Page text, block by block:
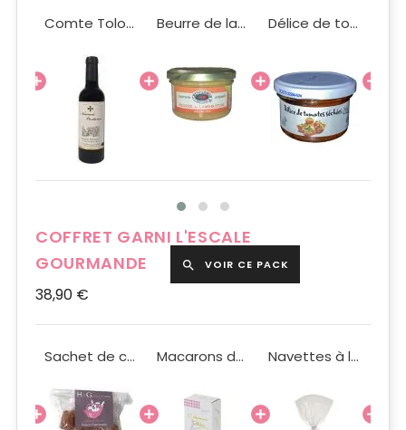
Comte Tolosan rouge Nuances Occitanes IGP 37,5cl Beurre de langoustine 90g Délice de tomates séchées 90g
COFFRET GARNI L'ESCALE
GOURMANDE
 VOIR CE PACK
38,90 €
Sachet de caramels au beurre salé 100g Macarons de Pauline Fraise Pistache Chocolat x3 Navettes à la fleur d'oranger 100g